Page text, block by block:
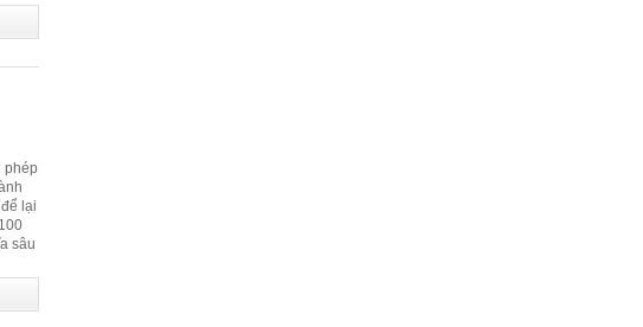
phép
lại
sâu